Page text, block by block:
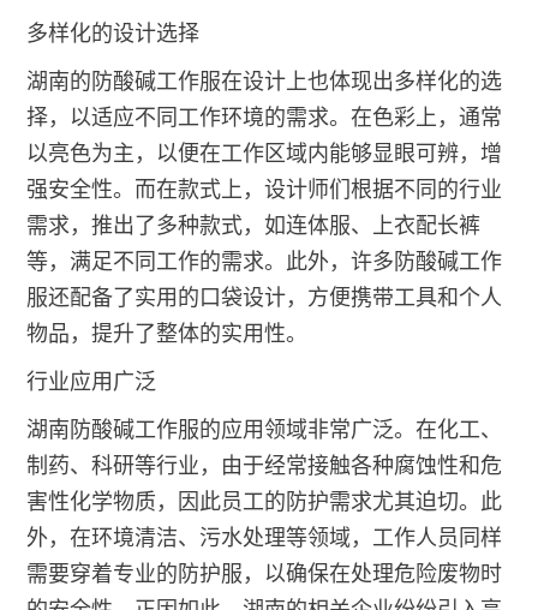
多样化的设计选择
湖南的防酸碱工作服在设计上也体现出多样化的选
择，以适应不同工作环境的需求。在色彩上，通常
以亮色为主，以便在工作区域内能够显眼可辨，增
强安全性。而在款式上，设计师们根据不同的行业
需求，推出了多种款式，如连体服、上衣配长裤
等，满足不同工作的需求。此外，许多防酸碱工作
服还配备了实用的口袋设计，方便携带工具和个人
物品，提升了整体的实用性。
行业应用广泛
湖南防酸碱工作服的应用领域非常广泛。在化工、
制药、科研等行业，由于经常接触各种腐蚀性和危
害性化学物质，因此员工的防护需求尤其迫切。此
外，在环境清洁、污水处理等领域，工作人员同样
需要穿着专业的防护服，以确保在处理危险废物时